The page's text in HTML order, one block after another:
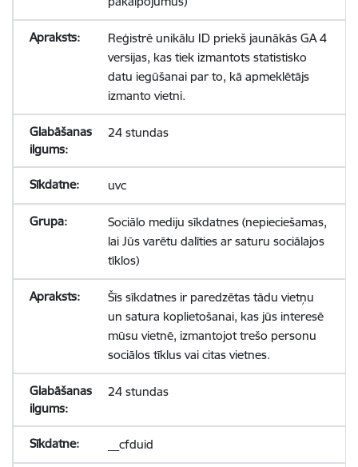
Reģistrē unikālu ID priekš jaunākās GA 4
versijas, kas tiek izmantots statistisko
datu iegūšanai par to, kā apmeklētājs
izmanto vietni.
24 stundas
uvc
Sociālo mediju sīkdatnes (nepieciešamas,
lai Jūs varētu dalīties ar saturu sociālajos
tīklos)
Šīs sīkdatnes ir paredzētas tādu vietņu
un satura koplietošanai, kas jūs interesē
mūsu vietnē, izmantojot trešo personu
sociālos tīklus vai citas vietnes.
24 stundas
__cfduid